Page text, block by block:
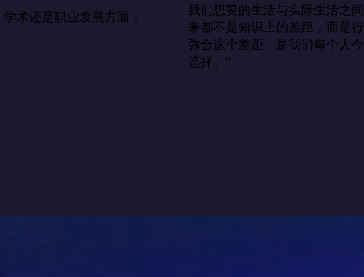
术还是职业发展方面，
我们想要的生活与实际生活之
来都不是知识上的差距，而是
弥合这个差距，是我们每个人
选择。”